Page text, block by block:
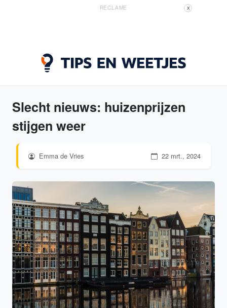
RECLAME X
Slecht nieuws: huizenprijzen
stijgen weer
Emma de Vries 22 mrt., 2024